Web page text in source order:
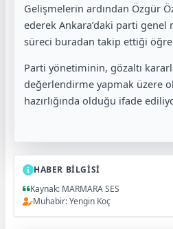
Gelişmelerin ardından Özgür
ederek Ankara’daki parti genel
süreci buradan takip ettiği
Parti yönetiminin, gözaltı
değerlendirme yapmak üzere
hazırlığında olduğu ifade
HABER BİLGİSİ
Kaynak: MARMARA SES
Muhabir: Yengin Koç